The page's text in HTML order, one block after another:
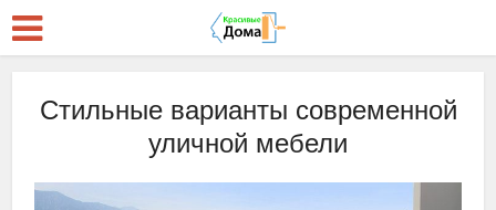
Стильные варианты современной
уличной мебели